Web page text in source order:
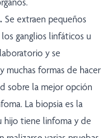
Se extraen pequeños
ganglios linfáticos u
y se
muchas formas de hacer
sobre la mejor opción
La biopsia es la
hijo tiene linfoma y de